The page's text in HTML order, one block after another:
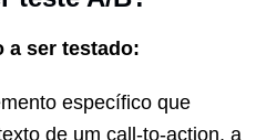
a ser testado:
específico que
de um call-to-action, a